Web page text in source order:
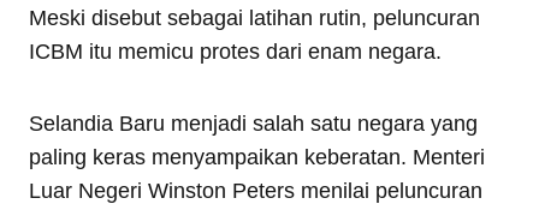
Meski disebut sebagai latihan rutin, peluncuran
ICBM itu memicu protes dari enam negara.
Selandia Baru menjadi salah satu negara yang
paling keras menyampaikan keberatan. Menteri
Luar Negeri Winston Peters menilai peluncuran